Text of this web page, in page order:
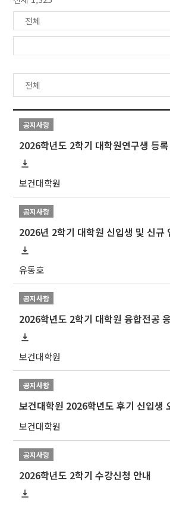
공지사항
2026학년도 2학기 대학원연구생 등
보건대학원
공지사항
유동호
공지사항
보건대학원
공지사항
보건대학원 2026학년도 후기 신입생
보건대학원
공지사항
2026학년도 2학기 수강신청 안내